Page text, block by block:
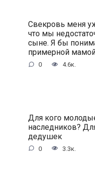
Свекровь меня
что мы
сыне. Я бы
примерной
0 4.6к.
Для кого
наследников?
дедушек
0 3.3к.